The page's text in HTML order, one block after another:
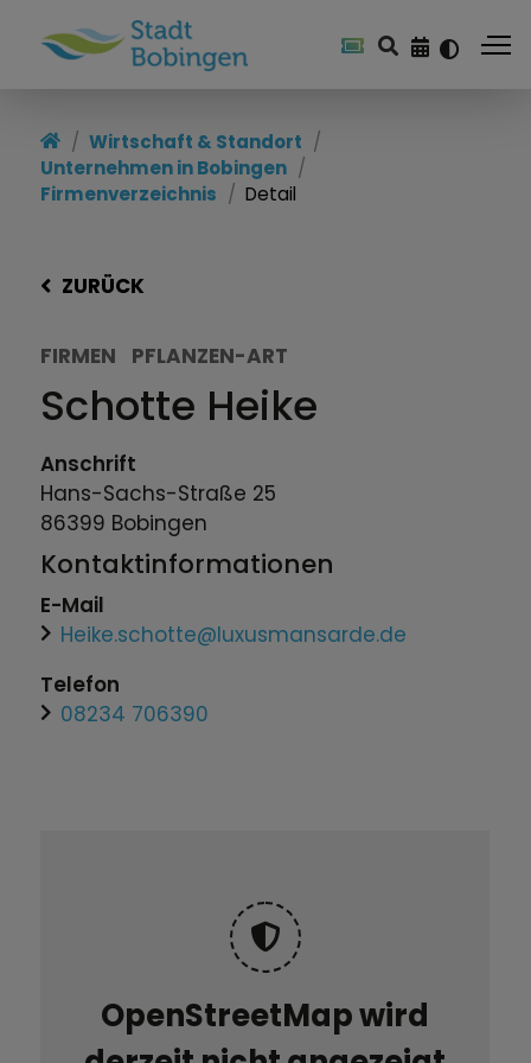
Wirtschaft & Standort
Unternehmen in Bobingen
Firmenverzeichnis
Detail
ZURÜCK
FIRMEN PFLANZEN-ART
Schotte Heike
Anschrift
Hans-Sachs-Straße 25
86399 Bobingen
Kontaktinformationen
E-Mail
Heike.schotte@luxusmansarde.de
Telefon
08234 706390
OpenStreetMap wird